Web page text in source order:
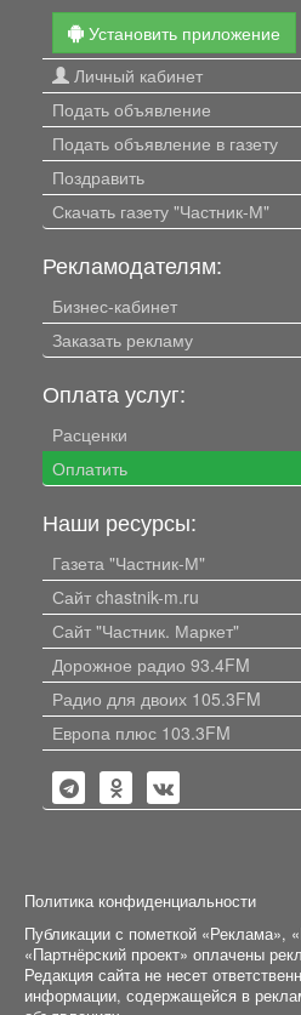
Установить приложение
Личный кабинет
Подать объявление
Подать объявление в газету
Поздравить
Скачать газету "Частник-М"
Рекламодателям:
Бизнес-кабинет
Заказать рекламу
Оплата услуг:
Расценки
Оплатить
Наши ресурсы:
Газета "Частник-М"
Сайт chastnik-m.ru
Сайт "Частник. Маркет"
Дорожное радио 93.4FM
Радио для двоих 105.3FM
Европа плюс 103.3FM
Политика конфиденциальности
Публикации с пометкой «Реклама»,
«Партнёрский проект» оплачены
Редакция сайта не несет
информации, содержащейся в